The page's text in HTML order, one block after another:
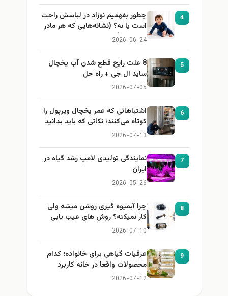
4
چطور بفهمیم نوزاد در لباسش راحت
است یا نه؟ (نشانه‌هایی که هر مادر
باید بداند)
2026-06-24
5
8 علت رایج قطع شدن آب یخچال
ساید ال جی + راه حل
2026-07-05
6
اشتباهاتی که عمر یخچال ویرپول را
کوتاه می‌کنند؛ نکاتی که باید بدانید
2026-07-13
7
نمایندگی تولیدی لامپ رشد گیاه در
ایران
2026-05-26
8
چرا آبمیوه گیری روشن میشه ولی
کار نمیکنه؟ روش های عیب یابی
2026-07-10
9
عرقیات گیاهی برای خانواده؛ کدام
محصولات واقعا در خانه کاربرد
دارند؟
2026-07-12